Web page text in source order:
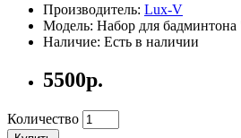
Производитель: Lux-V
Модель: Набор для
Наличие: Есть в наличии
5500р.
Количество